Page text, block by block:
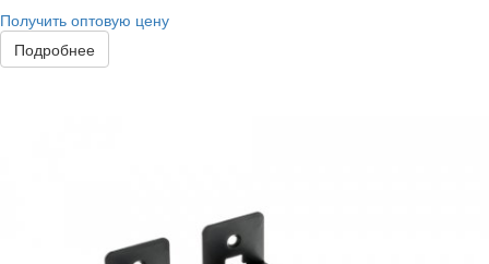
Получить оптовую цену
Подробнее